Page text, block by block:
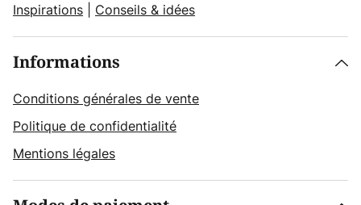
Inspirations
Conseils & idées
Informations
Conditions générales de vente
Politique de confidentialité
Mentions légales